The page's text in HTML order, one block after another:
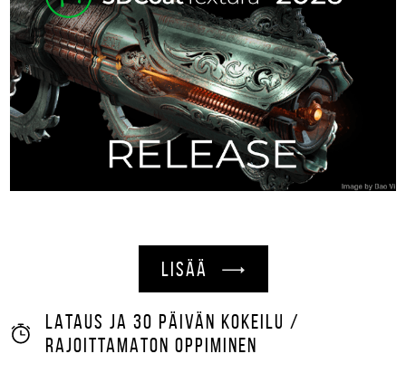
LISÄÄ
LATAUS JA 30 PÄIVÄN KOKEILU /
RAJOITTAMATON OPPIMINEN